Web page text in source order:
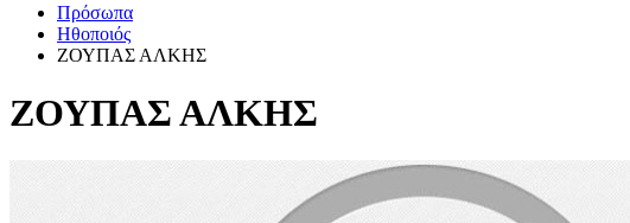
Πρόσωπα
Ηθοποιός
ΖΟΥΠΑΣ ΑΛΚΗΣ
ΖΟΥΠΑΣ ΑΛΚΗΣ